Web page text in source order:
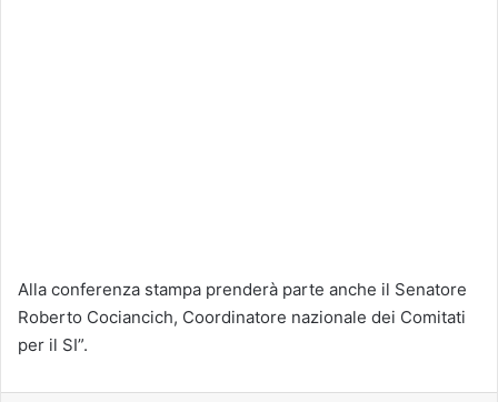
Alla conferenza stampa prenderà parte anche il Senatore
Roberto Cociancich, Coordinatore nazionale dei Comitati
per il SI”.